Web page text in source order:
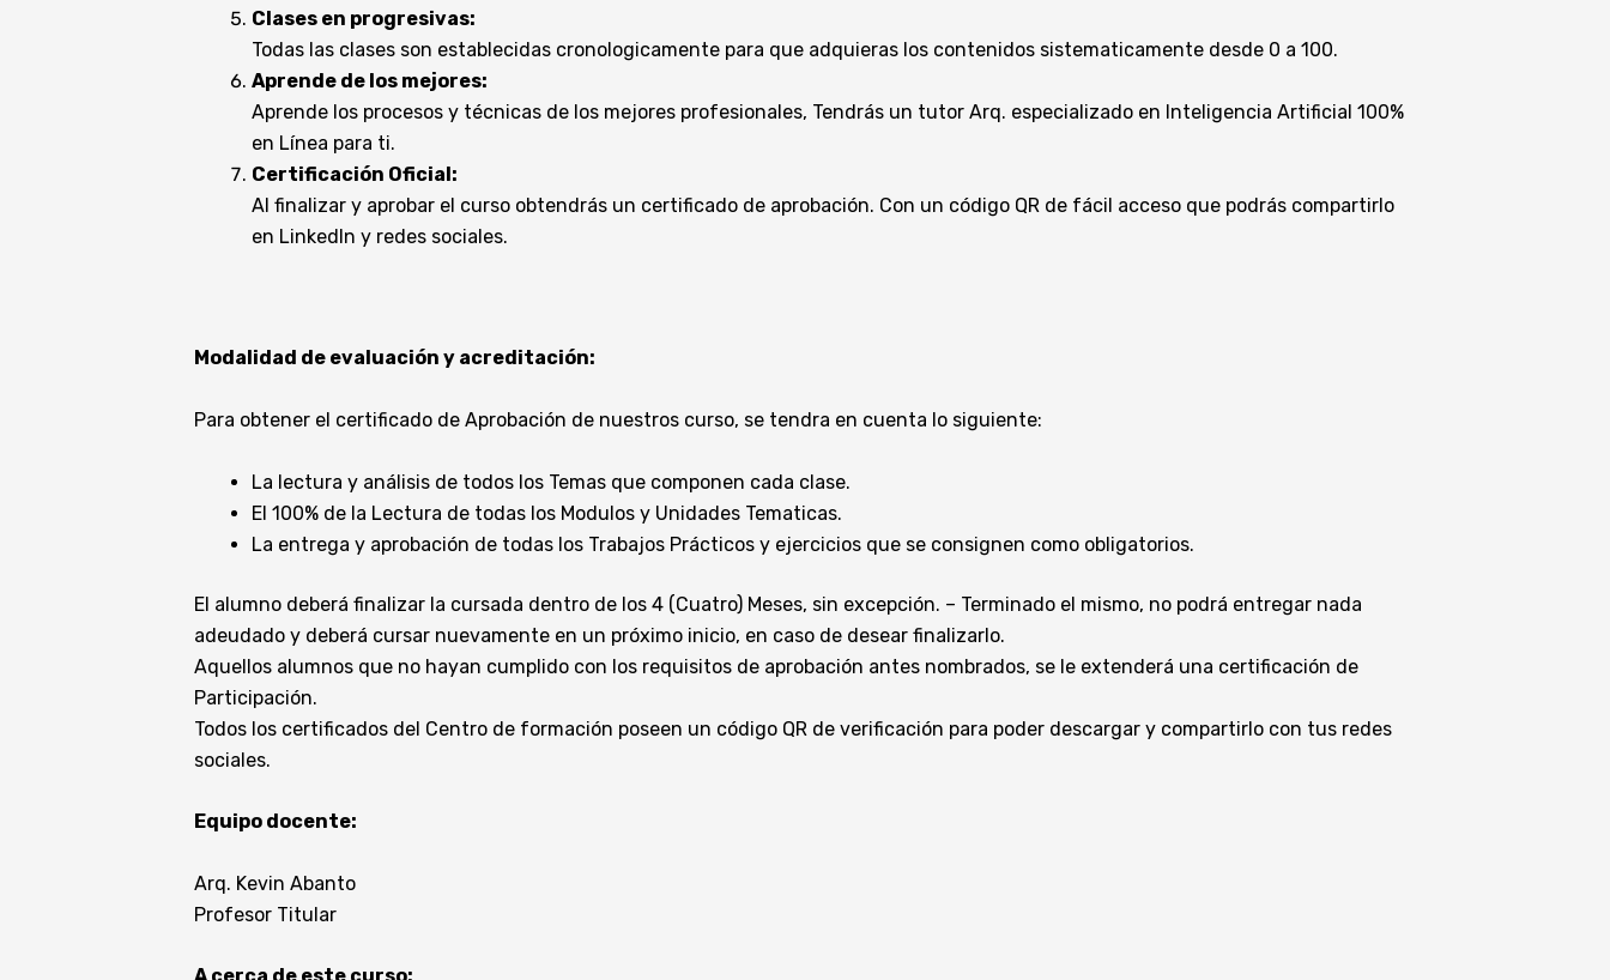
Clases en progresivas:
Todas las clases son establecidas cronologicamente para que adquieras los contenidos sistematicamente desde 0 a 100.
Aprende de los mejores:
Aprende los procesos y técnicas de los mejores profesionales, Tendrás un tutor Arq. especializado en Inteligencia Artificial 100%
en Línea para ti.
Certificación Oficial:
Al finalizar y aprobar el curso obtendrás un certificado de aprobación. Con un código QR de fácil acceso que podrás compartirlo
en LinkedIn y redes sociales.
Modalidad de evaluación y acreditación:
Para obtener el certificado de Aprobación de nuestros curso, se tendra en cuenta lo siguiente:
La lectura y análisis de todos los Temas que componen cada clase.
El 100% de la Lectura de todas los Modulos y Unidades Tematicas.
La entrega y aprobación de todas los Trabajos Prácticos y ejercicios que se consignen como obligatorios.
El alumno deberá finalizar la cursada dentro de los 4 (Cuatro) Meses, sin excepción. – Terminado el mismo, no podrá entregar nada
adeudado y deberá cursar nuevamente en un próximo inicio, en caso de desear finalizarlo.
Aquellos alumnos que no hayan cumplido con los requisitos de aprobación antes nombrados, se le extenderá una certificación de
Participación.
Todos los certificados del Centro de formación poseen un código QR de verificación para poder descargar y compartirlo con tus redes
sociales.
Equipo docente:
Arq. Kevin Abanto
Profesor Titular